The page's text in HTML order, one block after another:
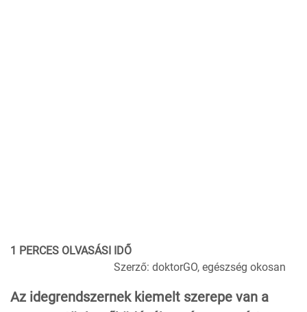
1 PERCES OLVASÁSI IDŐ
Szerző: doktorGO, egészség okosan
Az idegrendszernek kiemelt szerepe van a